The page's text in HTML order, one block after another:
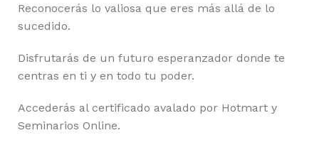
Reconocerás lo valiosa que eres más allá de lo
sucedido.
Disfrutarás de un futuro esperanzador donde te
centras en ti y en todo tu poder.
Accederás al certificado avalado por Hotmart y
Seminarios Online.